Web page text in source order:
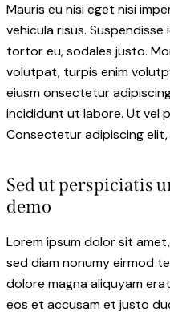
Mauris eu nisi eget nisi
vehicula risus.
tortor eu, sodales justo.
volutpat, turpis enim
eiusm onsectetur
incididunt ut labore. Ut vel
Consectetur adipiscing
Sed ut perspiciatis
demo
Lorem ipsum dolor sit
sed diam nonumy eirmod
dolore magna aliquyam
eos et accusam et justo